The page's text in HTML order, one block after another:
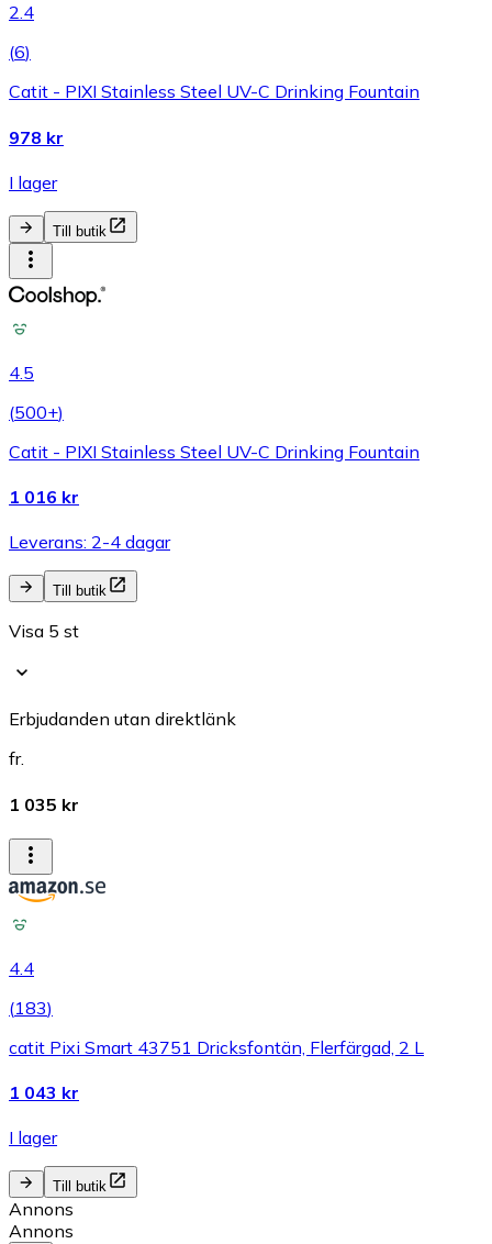
2.4
(6)
Catit - PIXI Stainless Steel UV-C Drinking Fountain
978 kr
I lager
Till butik
4.5
(500+)
Catit - PIXI Stainless Steel UV-C Drinking Fountain
1 016 kr
Leverans: 2-4 dagar
Till butik
Visa 5 st
Erbjudanden utan direktlänk
fr.
1 035 kr
4.4
(183)
catit Pixi Smart 43751 Dricksfontän, Flerfärgad, 2 L
1 043 kr
I lager
Till butik
Annons
Annons